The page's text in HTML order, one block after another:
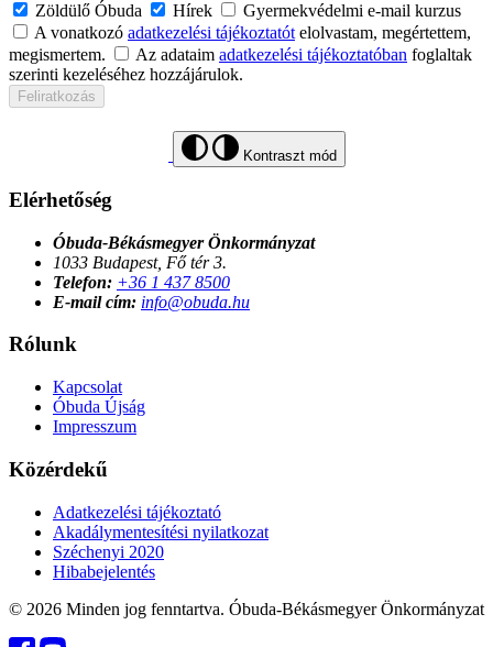
Zöldülő Óbuda Hírek
Gyermekvédelmi e-mail kurzus
A vonatkozó adatkezelési tájékoztatót elolvastam, megértettem,
megismertem.
Az adataim adatkezelési tájékoztatóban foglaltak
szerinti kezeléséhez hozzájárulok.
Feliratkozás
Kontraszt mód
Elérhetőség
Óbuda-Békásmegyer Önkormányzat
1033 Budapest, Fő tér 3.
Telefon: +36 1 437 8500
E-mail cím: info@obuda.hu
Rólunk
Kapcsolat
Óbuda Újság
Impresszum
Közérdekű
Adatkezelési tájékoztató
Akadálymentesítési nyilatkozat
Széchenyi 2020
Hibabejelentés
© 2026 Minden jog fenntartva. Óbuda-Békásmegyer Önkormányzat